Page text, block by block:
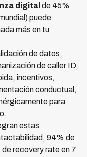
digital de 45%
puede
más en tu
de datos,
de caller ID,
incentivos,
conductual,
para
estas
94% de
recovery rate en 7